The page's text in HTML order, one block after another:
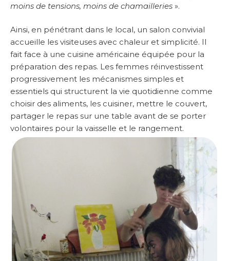
moins de tensions, moins de chamailleries ».
Ainsi, en pénétrant dans le local, un salon convivial
accueille les visiteuses avec chaleur et simplicité. Il
fait face à une cuisine américaine équipée pour la
préparation des repas. Les femmes réinvestissent
progressivement les mécanismes simples et
essentiels qui structurent la vie quotidienne comme
choisir des aliments, les cuisiner, mettre le couvert,
partager le repas sur une table avant de se porter
volontaires pour la vaisselle et le rangement.